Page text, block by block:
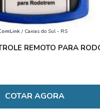
/ Caxias do Sul - RS
REMOTO PARA
COTAR AGORA